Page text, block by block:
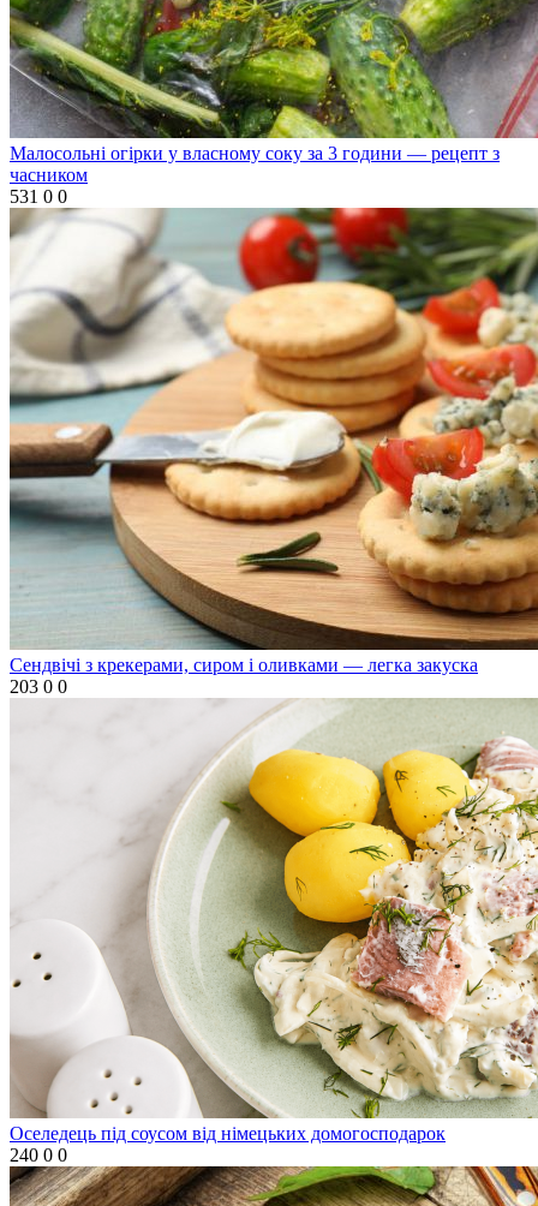
Малосольні огірки у власному соку за 3 години — рецепт з
часником
531 0 0
Сендвічі з крекерами, сиром і оливками — легка закуска
203 0 0
Оселедець під соусом від німецьких домогосподарок
240 0 0